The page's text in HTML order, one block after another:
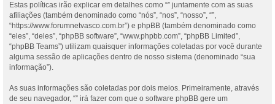
Estas políticas irão explicar em detalhes como “” juntamente com as suas
afiliações (também denominado como “nós”, “nos”, “nosso”, “”,
“https://www.forumnetvasco.com.br”) e phpBB (também denominado como
“eles”, “deles”, “phpBB software”, “www.phpbb.com”, “phpBB Limited”,
“phpBB Teams”) utilizam quaisquer informações coletadas por você durante
alguma sessão de aplicações dentro de nosso sistema (denominado “sua
informação”).
As suas informações são coletadas por dois meios. Primeiramente, através
de seu navegador, “” irá fazer com que o software phpBB gere um